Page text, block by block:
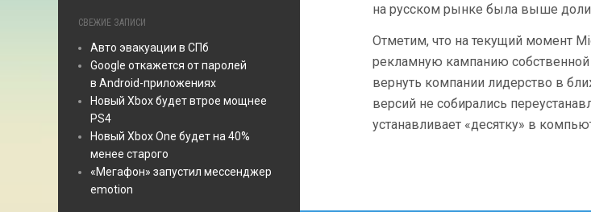
СВЕЖИЕ ЗАПИСИ
Авто эвакуации в СПб
Google откажется от паролей
в Android-приложениях
Новый Xbox будет втрое мощнее
PS4
Новый Xbox One будет на 40%
менее старого
«Мегафон» запустил мессенджер
emotion
на русском рынке была выше
Отметим, что на текущий момент
рекламную кампанию собственной
вернуть компании лидерство в
версий не собирались
устанавливает «десятку» в